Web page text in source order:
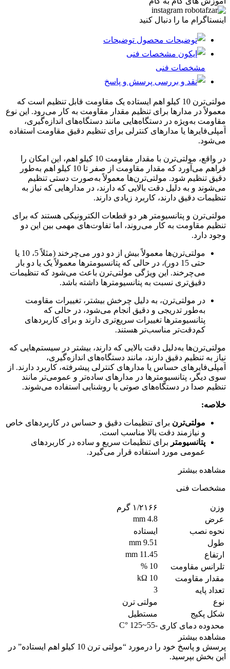
اینستاگرام ما را دنبال کنید
توضیحات
مشخصات فنی
پرسش و پاسخ
مولتی‌ترن 10 کیلو اهم ایستاده یک مقاومت قابل تنظیم است که
معمولاً در مدارها برای تنظیم مقدار مقاومت به کار می‌رود. این نوع
مقاومت به‌ویژه در دستگاه‌هایی مانند دستگاه‌های اندازه‌گیری،
آمپلی‌فایرها یا مدارهای کنترلی برای تنظیم دقیق مقاومت استفاده
می‌شود.
در واقع، مولتی‌ترن با مقدار مقاومت 10 کیلو اهم، این امکان را
فراهم می‌آورد که مقدار مقاومت از صفر تا 10 کیلو اهم به‌طور
دقیق تنظیم شود. مولتی‌ترن‌ها معمولاً به‌صورت دستی تنظیم
می‌شوند و به دلیل دقت بالایی که دارند، در مدارهایی که نیاز به
تنظیمات دقیق دارند، کاربرد زیادی دارند.
مولتی‌ترن و پتانسیومتر هر دو قطعات الکترونیکی هستند که برای
تنظیم مقاومت به کار می‌روند، اما تفاوت‌های مهمی بین این دو
وجود دارد.
مولتی‌ترن‌ها معمولاً بیش از دو دور می‌چرخند (مثلاً 5، 10 یا
حتی 15 دور)، در حالی که پتانسیومترها معمولاً یک یا دو بار
می‌چرخند. این ویژگی مولتی‌ترن باعث می‌شود که تنظیمات
دقیق‌تری نسبت به پتانسیومترها داشته باشد.
در مولتی‌ترن، به دلیل چرخش بیشتر، تغییرات مقاومت
به‌طور تدریجی و دقیق انجام می‌شود، در حالی که
پتانسیومترها تغییرات سریع‌تری دارند و برای کاربردهای
کم‌دقت‌تر مناسب‌تر هستند.
مولتی‌ترن‌ها به‌دلیل دقت بالایی که دارند، بیشتر در سیستم‌هایی که
نیاز به تنظیم دقیق دارند، مانند دستگاه‌های اندازه‌گیری،
آمپلی‌فایرهای حساس یا مدارهای کنترلی پیشرفته، کاربرد دارند. از
سوی دیگر، پتانسیومترها در مدارهای ساده‌تر و عمومی‌تر مانند
تنظیم صدا در دستگاه‌های صوتی یا روشنایی استفاده می‌شوند.
خلاصه:
مولتی‌ترن برای تنظیمات دقیق و حساس در کاربردهای خاص
و نیازمند دقت بالا مناسب است.
پتانسیومتر برای تنظیمات سریع و ساده در کاربردهای
عمومی مورد استفاده قرار می‌گیرد.
مشاهده بیشتر
مشخصات فنی
وزن
۱/۲۱۶۶ گرم
عرض
4.8 mm
نحوه نصب
ایستاده
طول
9.51 mm
ارتفاع
11.45 mm
تلرانس مقاومت
10 %
مقدار مقاومت
10 kΩ
تعداد پایه
3
نوع
مولتی ترن
شکل پکیج
مستطیل
محدوده دمای کاری -55
~
125 °C
مشاهده بیشتر
پرسش و پاسخ خود را درمورد “مولتی ترن 10 کیلو اهم ایستاده” در
این بخش بپرسید.